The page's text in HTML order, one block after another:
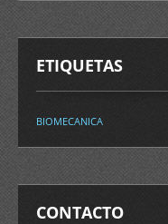
ETIQUETAS
BIOMECANICA
CONTACTO